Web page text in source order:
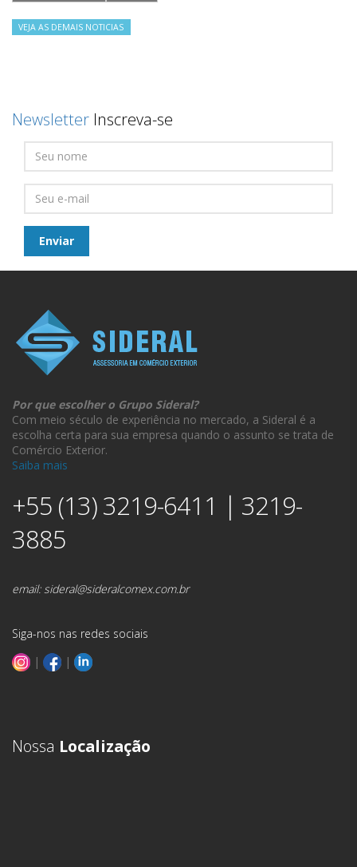
VEJA AS DEMAIS NOTICIAS
Newsletter Inscreva-se
Por que escolher o Grupo Sideral?
Com meio século de experiência no mercado, a Sideral é a
escolha certa para sua empresa quando o assunto se trata de
Comércio Exterior.
Saiba mais
+55 (13) 3219-6411 | 3219-
3885
email:sideral@sideralcomex.com.br
Siga-nos nas redes sociais
|
|
Nossa Localização